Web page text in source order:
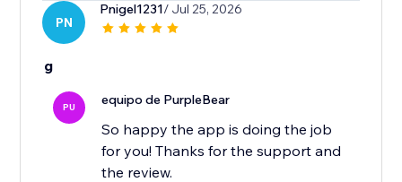
PN
Pnigel1231/ Jul 25, 2026
g
PU equipo de PurpleBear
So happy the app is doing the job
for you! Thanks for the support and
the review.